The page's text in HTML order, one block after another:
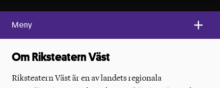
Om Riksteatern Väst
Riksteatern Väst är en av landets regionala
Meny